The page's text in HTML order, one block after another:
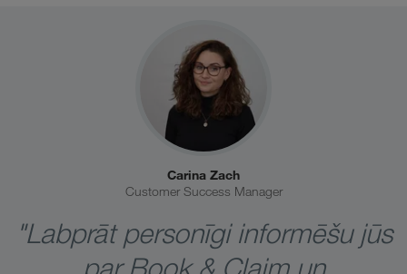
Carina Zach
Customer Success Manager
"Labprāt personīgi informēšu jūs
par Book & Claim un